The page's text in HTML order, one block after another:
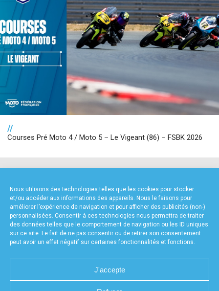
Nous utilisons des technologies telles que les cookies pour stocker
et/ou accéder aux informations des appareils. Nous le faisons pour
améliorer l’expérience de navigation et pour afficher des publicités (non-)
personnalisées. Consentir à ces technologies nous permettra de traiter
des données telles que le comportement de navigation ou les ID uniques
sur ce site. Le fait de ne pas consentir ou de retirer son consentement
peut avoir un effet négatif sur certaines fonctionnalités et fonctions.
J'accepte
//
Courses Pré Moto 4 / Moto 5 – Le Vigeant (86) – FSBK 2026